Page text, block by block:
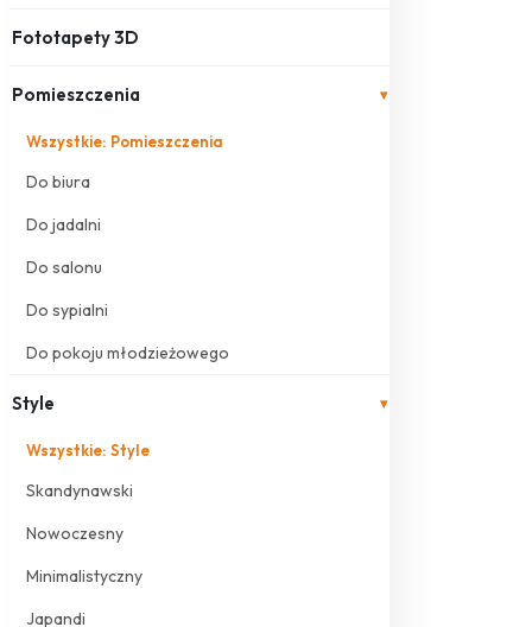
Fototapety 3D
Pomieszczenia ▾
Wszystkie: Pomieszczenia
Do biura
Do jadalni
Do salonu
Do sypialni
Do pokoju młodzieżowego
Style ▾
Wszystkie: Style
Skandynawski
Nowoczesny
Minimalistyczny
Japandi